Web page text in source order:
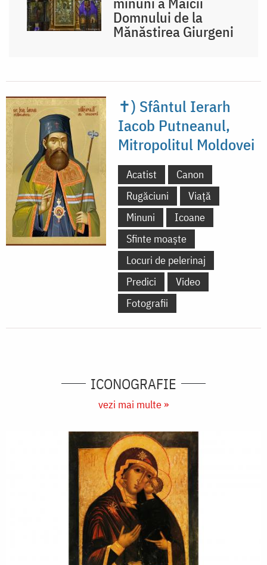
Domnului de la
Mănăstirea Giurgeni
✝) Sfântul Ierarh
Iacob Putneanul,
Mitropolitul Moldovei
Acatist
Canon
Rugăciuni
Viață
Minuni
Icoane
Sfinte moaște
Locuri de pelerinaj
Predici
Video
Fotografii
ICONOGRAFIE
vezi mai multe »